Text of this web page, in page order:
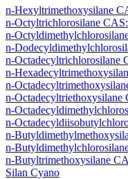
n-Hexyltrimethoxysilane
n-Octyltrichlorosilane
n-
n-
n-Octadecyltrichlorosilane
n-
n-
n-Octadecyltriethoxysilane
n-
n-
n-
n-
n-Butyltrimethoxysilane
Silan Cyano